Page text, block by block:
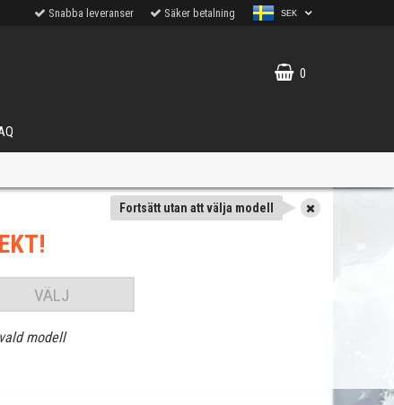
Snabba leveranser Säker betalning SEK
0
Fortsätt utan att välja modell
VÄLJ
modell